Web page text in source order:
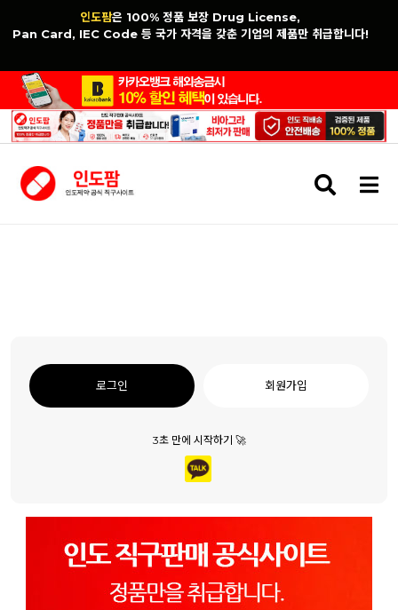
인도팜은 100% 정품 보장 Drug License,
Pan Card, IEC Code 등 국가 자격을 갖춘 기업의 제품만 취급합니다!
검
색
메
로그인 회원가입
3초 만에 시작하기 🚀